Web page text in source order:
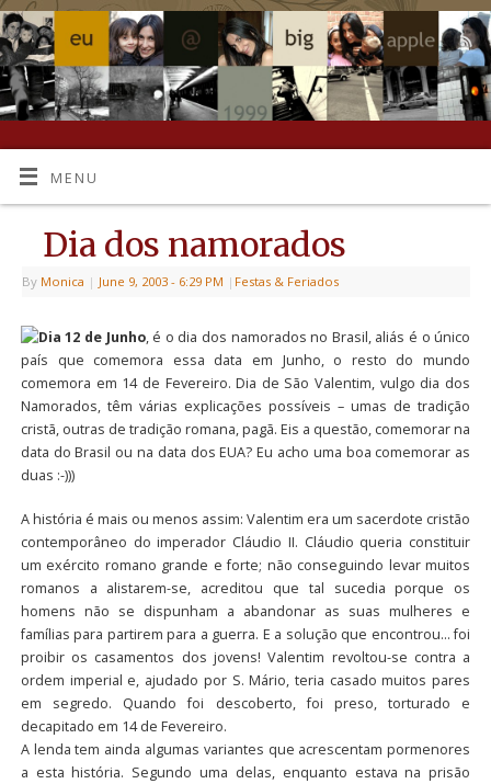
MENU
Dia dos namorados
By Monica | June 9, 2003 - 6:29 PM | Festas & Feriados
Dia 12 de Junho, é o dia dos namorados no Brasil, aliás é o único
país que comemora essa data em Junho, o resto do mundo
comemora em 14 de Fevereiro. Dia de São Valentim, vulgo dia dos
Namorados, têm várias explicações possíveis – umas de tradição
cristã, outras de tradição romana, pagã. Eis a questão, comemorar na
data do Brasil ou na data dos EUA? Eu acho uma boa comemorar as
duas :-)))
A história é mais ou menos assim: Valentim era um sacerdote cristão
contemporâneo do imperador Cláudio II. Cláudio queria constituir
um exército romano grande e forte; não conseguindo levar muitos
romanos a alistarem-se, acreditou que tal sucedia porque os
homens não se dispunham a abandonar as suas mulheres e
famílias para partirem para a guerra. E a solução que encontrou… foi
proibir os casamentos dos jovens! Valentim revoltou-se contra a
ordem imperial e, ajudado por S. Mário, teria casado muitos pares
em segredo. Quando foi descoberto, foi preso, torturado e
decapitado em 14 de Fevereiro.
A lenda tem ainda algumas variantes que acrescentam pormenores
a esta história. Segundo uma delas, enquanto estava na prisão